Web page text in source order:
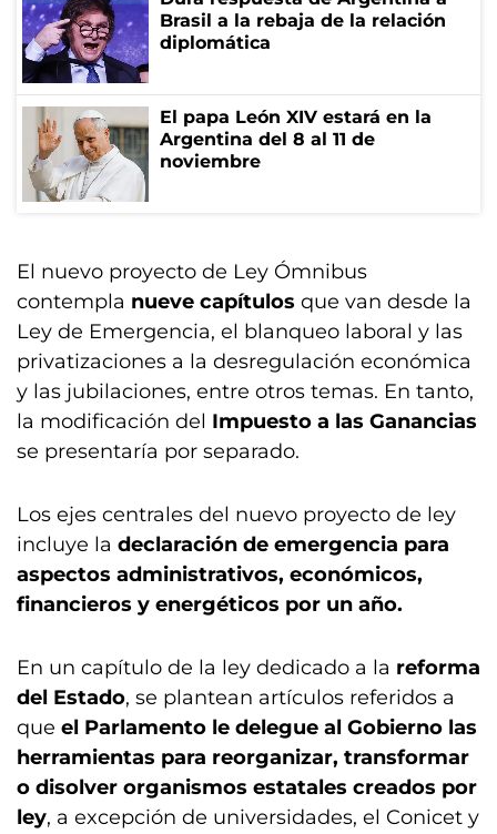
Brasil a la rebaja de la relación
diplomática
El papa León XIV estará en la
Argentina del 8 al 11 de
noviembre
El nuevo proyecto de Ley Ómnibus
contempla nueve capítulos que van desde la
Ley de Emergencia, el blanqueo laboral y las
privatizaciones a la desregulación económica
y las jubilaciones, entre otros temas. En tanto,
la modificación del Impuesto a las Ganancias
se presentaría por separado.
Los ejes centrales del nuevo proyecto de ley
incluye la declaración de emergencia para
aspectos administrativos, económicos,
financieros y energéticos por un año.
En un capítulo de la ley dedicado a la reforma
del Estado, se plantean artículos referidos a
que el Parlamento le delegue al Gobierno las
herramientas para reorganizar, transformar
o disolver organismos estatales creados por
ley, a excepción de universidades, el Conicet y